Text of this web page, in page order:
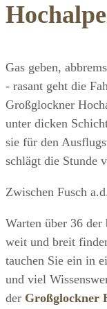
Gas geben,
- rasant geht die
Großglockner
unter dicken
sie für den
schlägt die Stunde
Zwischen Fusch
Warten über 36
weit und breit
tauchen Sie ein in
und viel
der Großglockner